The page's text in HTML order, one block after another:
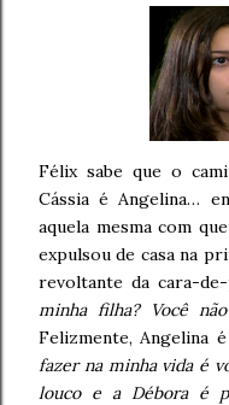
Félix sabe que o
Cássia é Angelina…
aquela mesma com
expulsou de casa na
revoltante da cara-
minha filha? Você
Felizmente, Angelina
fazer na minha vida é
louco e a Débora é